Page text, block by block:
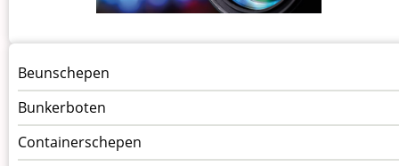
Menu
Schepen
Beunschepen
Bunkerboten
Containerschepen